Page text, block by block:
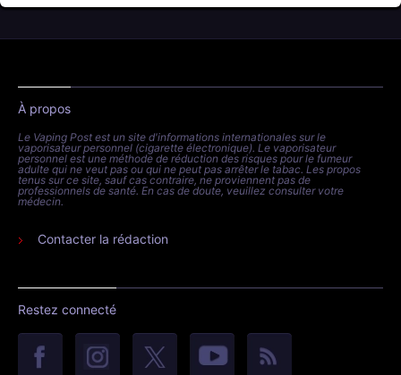
À propos
Le Vaping Post est un site d'informations internationales sur le
vaporisateur personnel (cigarette électronique). Le vaporisateur
personnel est une méthode de réduction des risques pour le fumeur
adulte qui ne veut pas ou qui ne peut pas arrêter le tabac. Les propos
tenus sur ce site, sauf cas contraire, ne proviennent pas de
professionnels de santé. En cas de doute, veuillez consulter votre
médecin.
Contacter la rédaction
Restez connecté